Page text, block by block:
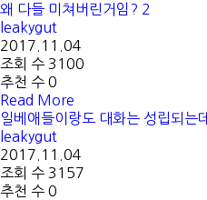
왜 다들 미쳐버린거임? 2
leakygut
2017.11.04
조회 수 3100
추천 수 0
Read More
일베애들이랑도 대화는 성립되는데
leakygut
2017.11.04
조회 수 3157
추천 수 0